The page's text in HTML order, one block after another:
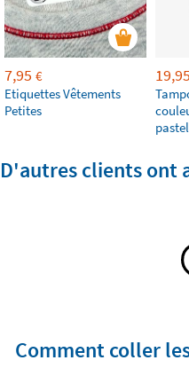
7,95 €
Etiquettes Vêtements
Petites
19,95
pastel
D'autres clients ont
Comment coller